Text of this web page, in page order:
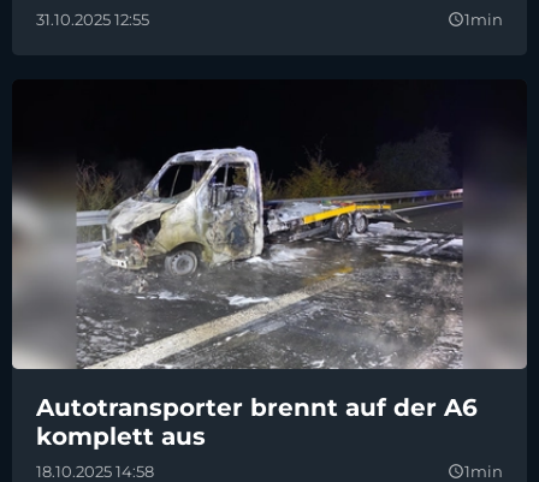
31.10.2025 12:55 query_builder1min
Autotransporter brennt auf der A6
komplett aus
18.10.2025 14:58 query_builder1min